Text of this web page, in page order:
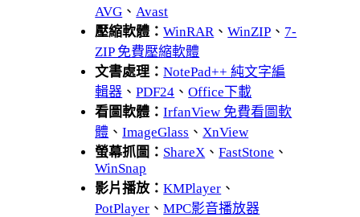
AVG 、 Avast
壓縮軟體：WinRAR 、WinZIP 、 7-
ZIP 免費壓縮軟體
文書處理：NotePad++ 純文字編
輯器 、PDF24 、Office下載
看圖軟體：IrfanView 免費看圖軟
體 、ImageGlass 、 XnView
螢幕抓圖： ShareX 、FastStone 、
WinSnap
影片播放：KMPlayer 、
PotPlayer 、MPC影音播放器